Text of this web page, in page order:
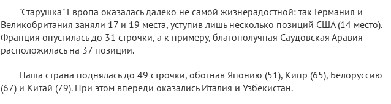
"Старушка" Европа оказалась далеко не самой жизнерадостной: так Германия и
Великобритания заняли 17 и 19 места, уступив лишь несколько позиций США (14 место).
Франция опустилась до 31 строчки, а к примеру, благополучная Саудовская Аравия
расположилась на 37 позиции.
Наша страна поднялась до 49 строчки, обогнав Японию (51), Кипр (65), Белоруссию
(67) и Китай (79). При этом впереди оказались Италия и Узбекистан.